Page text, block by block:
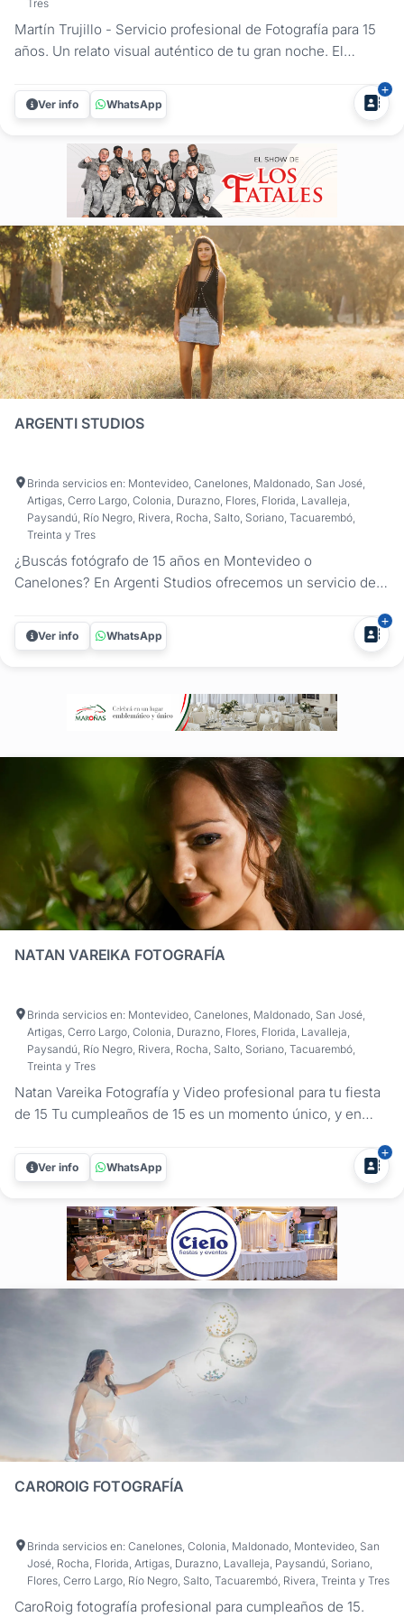
Tres
Martín Trujillo - Servicio profesional de Fotografía para 15
años. Un relato visual auténtico de tu gran noche. El
esperados. En Martín Trujillo Fotografía, entendemos que
después de meses de planificación, nervios y
Ver info WhatsApp
ARGENTI STUDIOS
Brinda servicios en: Montevideo, Canelones, Maldonado, San José,
Artigas, Cerro Largo, Colonia, Durazno, Flores, Florida, Lavalleja,
Paysandú, Río Negro, Rivera, Rocha, Salto, Soriano, Tacuarembó,
Treinta y Tres
¿Buscás fotógrafo de 15 años en Montevideo o
Canelones? En Argenti Studios ofrecemos un servicio de
cumpleaños de 15. Capturamos las risas espontáneas, las
miradas de complicidad y cada instante de emoción para
Ver info WhatsApp
NATAN VAREIKA FOTOGRAFÍA
Brinda servicios en: Montevideo, Canelones, Maldonado, San José,
Artigas, Cerro Largo, Colonia, Durazno, Flores, Florida, Lavalleja,
Paysandú, Río Negro, Rivera, Rocha, Salto, Soriano, Tacuarembó,
Treinta y Tres
Natan Vareika Fotografía y Video profesional para tu fiesta
de 15 Tu cumpleaños de 15 es un momento único, y en
detalle para que puedas revivirlo para siempre. Ofrecemos
un servicio completo de fotografía y filmación,
Ver info WhatsApp
CAROROIG FOTOGRAFÍA
Brinda servicios en: Canelones, Colonia, Maldonado, Montevideo, San
José, Rocha, Florida, Artigas, Durazno, Lavalleja, Paysandú, Soriano,
Flores, Cerro Largo, Río Negro, Salto, Tacuarembó, Rivera, Treinta y Tres
CaroRoig fotografía profesional para cumpleaños de 15.